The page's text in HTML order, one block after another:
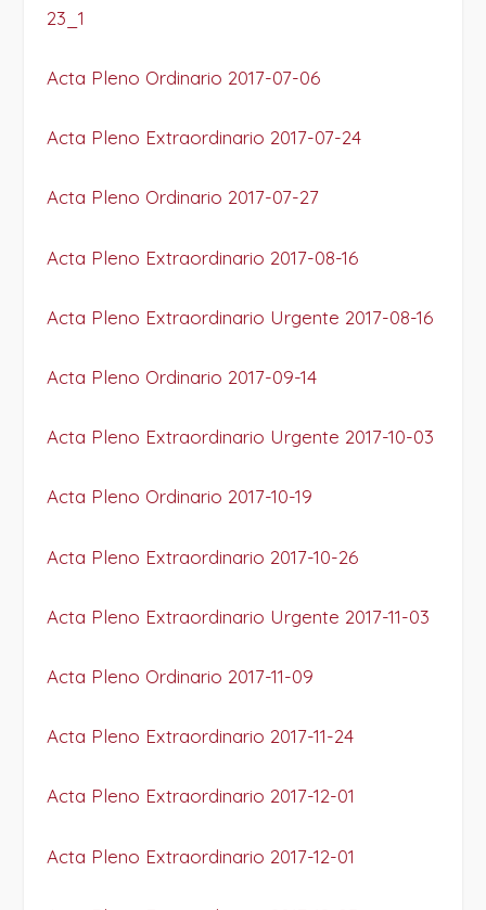
23_1
Acta Pleno Ordinario 2017-07-06
Acta Pleno Extraordinario 2017-07-24
Acta Pleno Ordinario 2017-07-27
Acta Pleno Extraordinario 2017-08-16
Acta Pleno Extraordinario Urgente 2017-08-16
Acta Pleno Ordinario 2017-09-14
Acta Pleno Extraordinario Urgente 2017-10-03
Acta Pleno Ordinario 2017-10-19
Acta Pleno Extraordinario 2017-10-26
Acta Pleno Extraordinario Urgente 2017-11-03
Acta Pleno Ordinario 2017-11-09
Acta Pleno Extraordinario 2017-11-24
Acta Pleno Extraordinario 2017-12-01
Acta Pleno Extraordinario 2017-12-01